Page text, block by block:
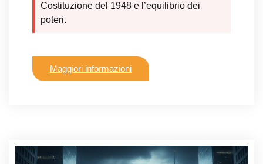
Costituzione del 1948 e l’equilibrio dei
poteri.
Maggiori informazioni